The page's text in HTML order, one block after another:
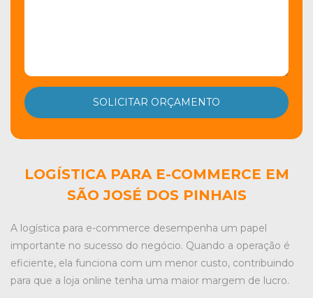
LOGÍSTICA PARA E-COMMERCE EM
SÃO JOSÉ DOS PINHAIS
A logística para e-commerce desempenha um papel
importante no sucesso do negócio. Quando a operação é
eficiente, ela funciona com um menor custo, contribuindo
para que a loja online tenha uma maior margem de lucro.